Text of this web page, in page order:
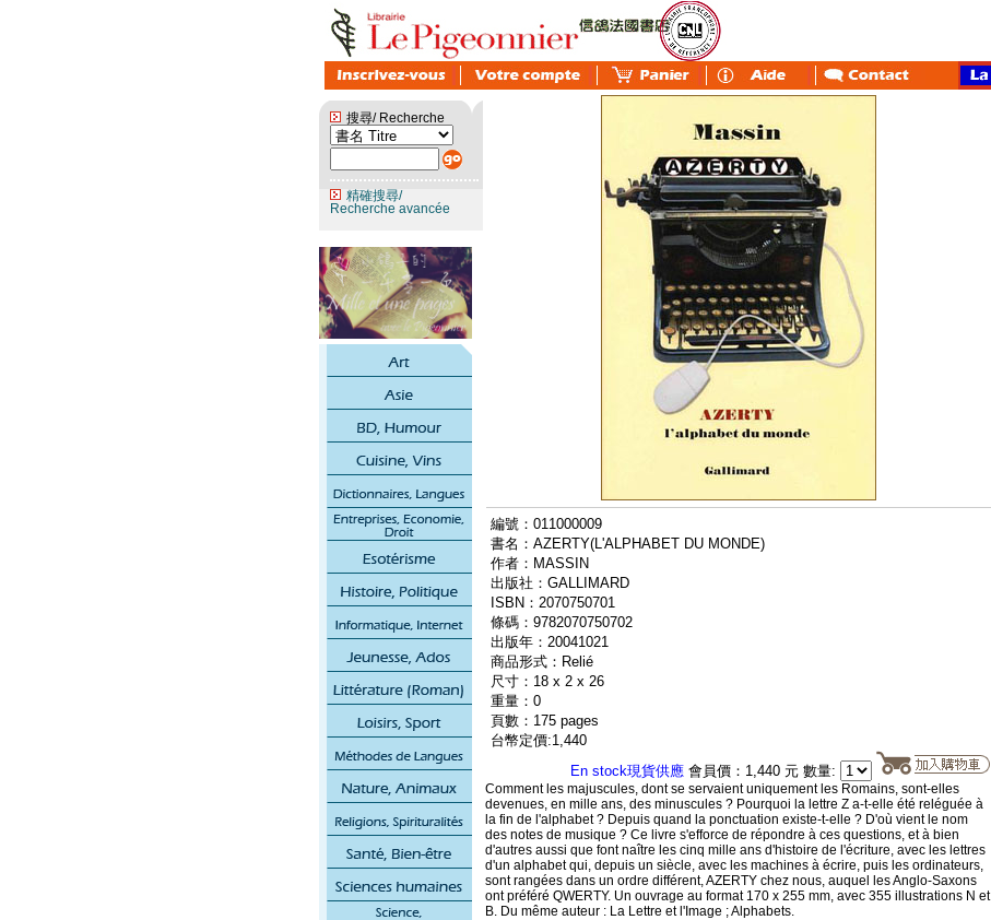
搜尋/ Recherche
精確搜尋/
Recherche avancée
編號：011000009
書名：AZERTY(L'ALPHABET DU MONDE)
作者：MASSIN
出版社：GALLIMARD
ISBN：2070750701
條碼：9782070750702
出版年：20041021
商品形式：Relié
尺寸：18 x 2 x 26
重量：0
頁數：175 pages
台幣定價:1,440
En stock現貨供應 會員價：1,440 元 數量:
Comment les majuscules, dont se servaient uniquement les Romains, sont-elles
devenues, en mille ans, des minuscules ? Pourquoi la lettre Z a-t-elle été reléguée à
la fin de l'alphabet ? Depuis quand la ponctuation existe-t-elle ? D'où vient le nom
des notes de musique ? Ce livre s'efforce de répondre à ces questions, et à bien
d'autres aussi que font naître les cinq mille ans d'histoire de l'écriture, avec les lettres
d'un alphabet qui, depuis un siècle, avec les machines à écrire, puis les ordinateurs,
sont rangées dans un ordre différent, AZERTY chez nous, auquel les Anglo-Saxons
ont préféré QWERTY. Un ouvrage au format 170 x 255 mm, avec 355 illustrations N et
B. Du même auteur : La Lettre et l'Image ; Alphabets.